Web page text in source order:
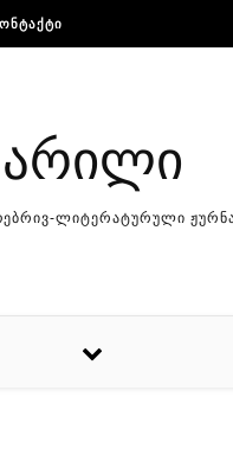
არილი
ლიტერატურული